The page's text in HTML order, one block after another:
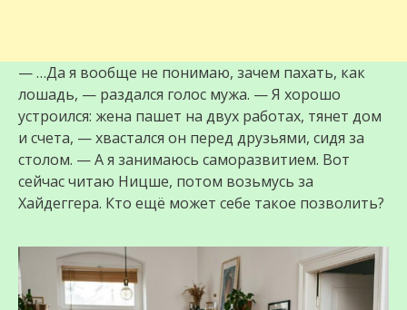
— …Да я вообще не понимаю, зачем пахать, как
лошадь, — раздался голос мужа. — Я хорошо
устроился: жена пашет на двух работах, тянет дом
и счета, — хвастался он перед друзьями, сидя за
столом. — А я занимаюсь саморазвитием. Вот
сейчас читаю Ницше, потом возьмусь за
Хайдеггера. Кто ещё может себе такое позволить?